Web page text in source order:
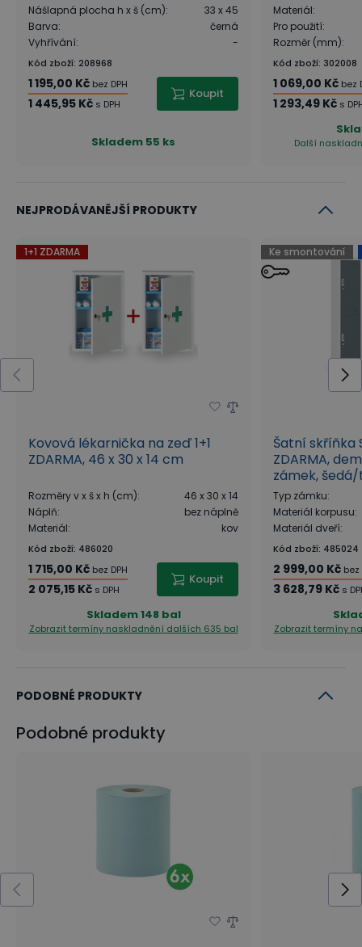
Nášlapná plocha h x š (cm):
33 x 45
Barva:
černá
Vyhřívání: -
Kód zboží: 208968
1 195,00 Kč bez DPH
1 445,95 Kč s DPH
Koupit
Skladem 55 ks
Materiál:
Pro použití:
Rozměr (mm):
Kód zboží: 302008
1 069,00 Kč bez
1 293,49 Kč s
Další
NEJPRODÁVANĚJŠÍ PRODUKTY
1+1 ZDARMA
Kovová lékarnička na zeď 1+1
ZDARMA, 46 x 30 x 14 cm
Rozměry v x š x h (cm):
46 x 30 x 14
Náplň:
bez náplně
Materiál: kov
Kód zboží: 486020
1 715,00 Kč bez DPH
2 075,15 Kč s DPH
Koupit
Skladem148 bal
Zobrazit termíny naskladnění dalších 635 bal
Ke smontování
Šatní skříňka
ZDARMA,
zámek,
Typ zámku:
Materiál korpusu:
Materiál dveří:
Kód zboží: 485024
2 999,00 Kč bez
3 628,79 Kč s
Zobrazit termíny
PODOBNÉ PRODUKTY
Podobné produkty